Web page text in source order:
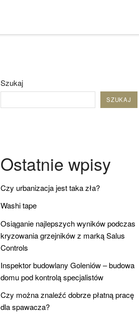
Szukaj
SZUKAJ
Ostatnie wpisy
Czy urbanizacja jest taka zła?
Washi tape
Osiąganie najlepszych wyników podczas
kryzowania grzejników z marką Salus
Controls
Inspektor budowlany Goleniów – budowa
domu pod kontrolą specjalistów
Czy można znaleźć dobrze płatną pracę
dla spawacza?